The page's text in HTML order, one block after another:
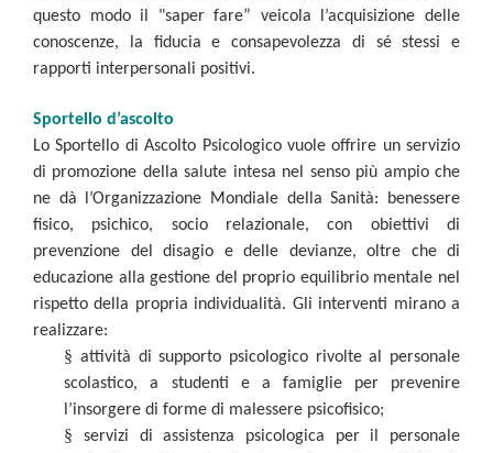
questo modo il "saper fare” veicola l’acquisizione delle
conoscenze, la fiducia e consapevolezza di sé stessi e
rapporti interpersonali positivi.
Sportello d’ascolto
Lo Sportello di Ascolto Psicologico vuole offrire un servizio
di promozione della salute intesa nel senso più ampio che
ne dà l’Organizzazione Mondiale della Sanità: benessere
fisico, psichico, socio relazionale, con obiettivi di
prevenzione del disagio e delle devianze, oltre che di
educazione alla gestione del proprio equilibrio mentale nel
rispetto della propria individualità. Gli interventi mirano a
realizzare:
§attività di supporto psicologico rivolte al personale
scolastico, a studenti e a famiglie per prevenire
l’insorgere di forme di malessere psicofisico;
§servizi di assistenza psicologica per il personale